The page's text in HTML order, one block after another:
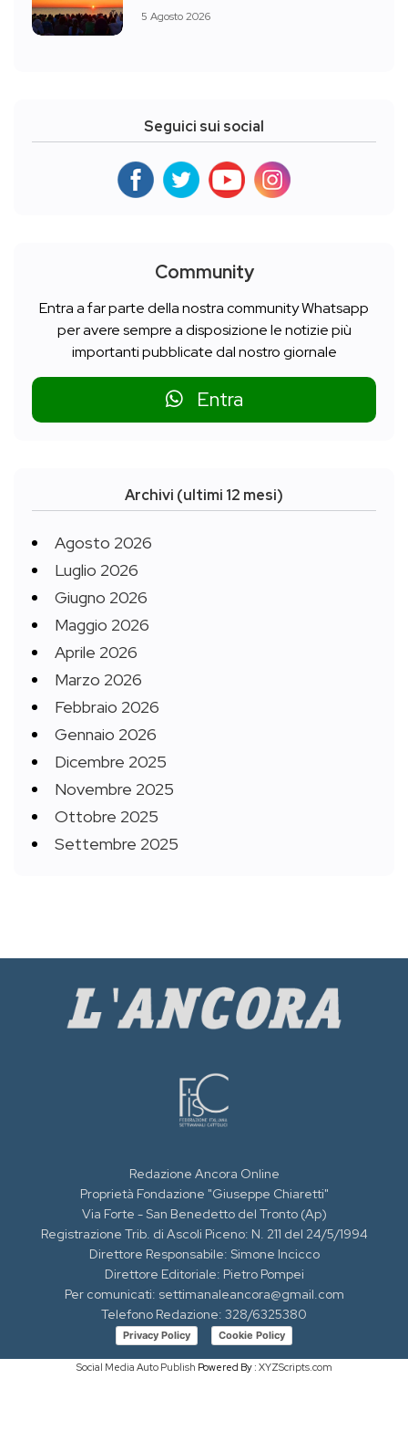
5 Agosto 2026
Seguici sui social
Community
Entra a far parte della nostra community Whatsapp
per avere sempre a disposizione le notizie più
importanti pubblicate dal nostro giornale
Entra
Archivi (ultimi 12 mesi)
Agosto 2026
Luglio 2026
Giugno 2026
Maggio 2026
Aprile 2026
Marzo 2026
Febbraio 2026
Gennaio 2026
Dicembre 2025
Novembre 2025
Ottobre 2025
Settembre 2025
Redazione Ancora Online
Proprietà Fondazione "Giuseppe Chiaretti"
Via Forte - San Benedetto del Tronto (Ap)
Registrazione Trib. di Ascoli Piceno: N. 211 del 24/5/1994
Direttore Responsabile: Simone Incicco
Direttore Editoriale: Pietro Pompei
Per comunicati: settimanaleancora@gmail.com
Telefono Redazione: 328/6325380
Privacy Policy Cookie Policy
Social Media Auto Publish Powered By : XYZScripts.com